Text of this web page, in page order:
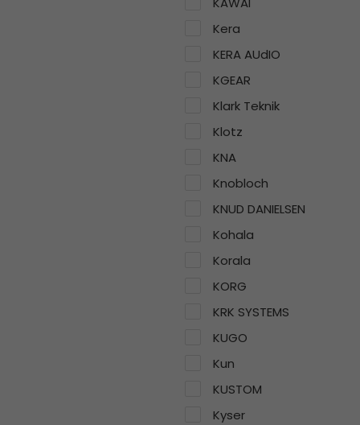
Kera
KERA AUdIO
KGEAR
Klark Teknik
Klotz
KNA
Knobloch
KNUD DANIELSEN
Kohala
Korala
KORG
KRK SYSTEMS
KUGO
Kun
KUSTOM
Kyser